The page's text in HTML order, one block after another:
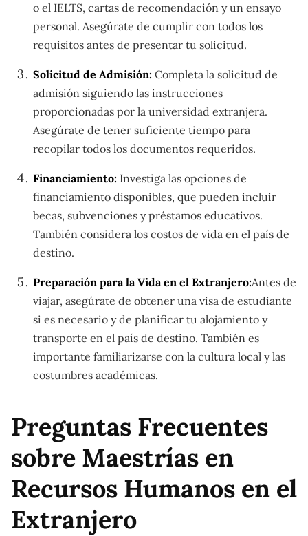
o el IELTS, cartas de recomendación y un ensayo
personal. Asegúrate de cumplir con todos los
requisitos antes de presentar tu solicitud.
Solicitud de Admisión: Completa la solicitud de
admisión siguiendo las instrucciones
proporcionadas por la universidad extranjera.
Asegúrate de tener suficiente tiempo para
recopilar todos los documentos requeridos.
Financiamiento: Investiga las opciones de
financiamiento disponibles, que pueden incluir
becas, subvenciones y préstamos educativos.
También considera los costos de vida en el país de
destino.
Preparación para la Vida en el Extranjero:Antes de
viajar, asegúrate de obtener una visa de estudiante
si es necesario y de planificar tu alojamiento y
transporte en el país de destino. También es
importante familiarizarse con la cultura local y las
costumbres académicas.
Preguntas Frecuentes
sobre Maestrías en
Recursos Humanos en el
Extranjero